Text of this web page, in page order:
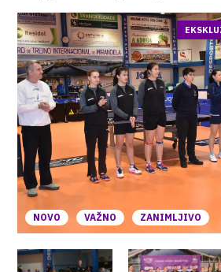
NOVO VAŽNO ZANIMLJIVO